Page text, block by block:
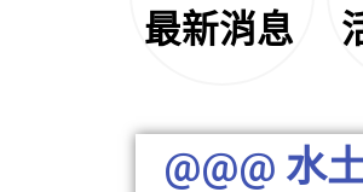
最新消息
@@@ 水